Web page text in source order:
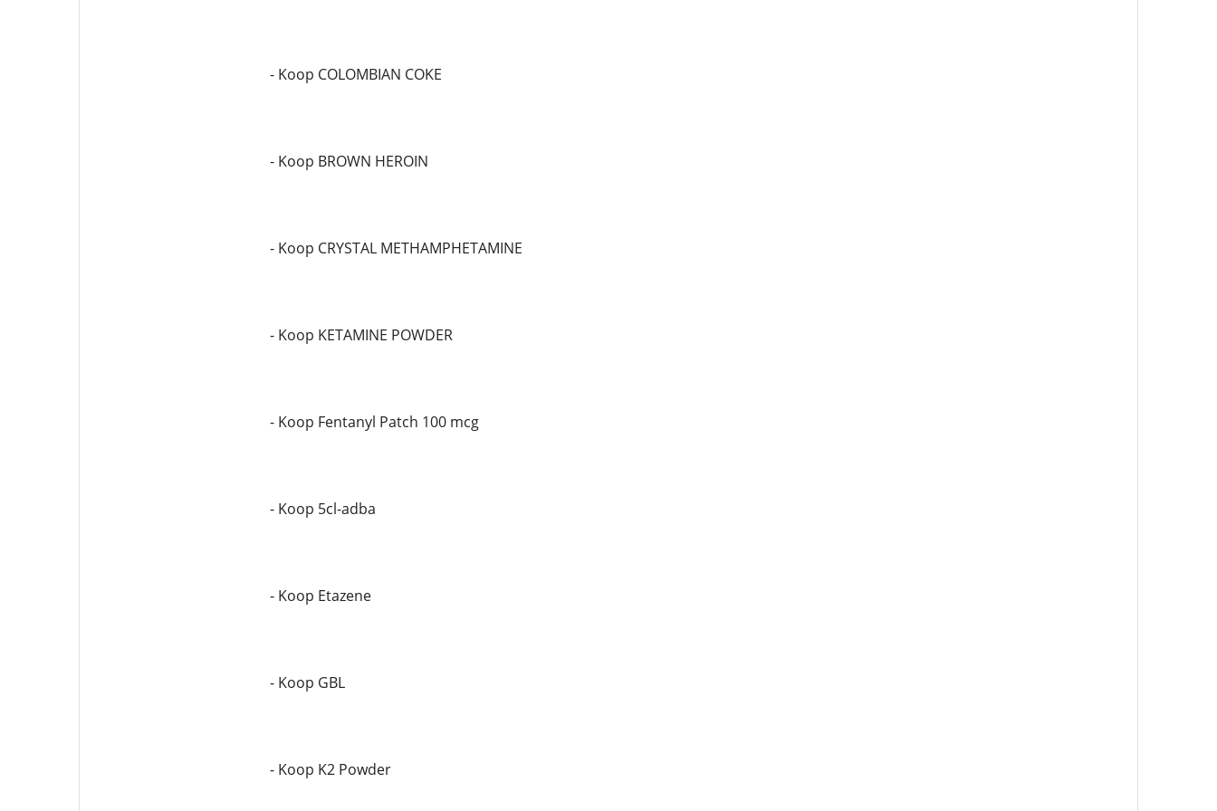
- Koop COLOMBIAN COKE
- Koop BROWN HEROIN
- Koop CRYSTAL METHAMPHETAMINE
- Koop KETAMINE POWDER
- Koop Fentanyl Patch 100 mcg
- Koop 5cl-adba
- Koop Etazene
- Koop GBL
- Koop K2 Powder